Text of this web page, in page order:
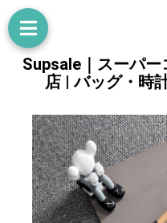
Supsale｜スーパー
店 | バッグ・時